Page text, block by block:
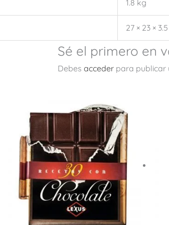
1.8 kg
27 × 23 ×
Sé el primero en
Debes acceder para publicar